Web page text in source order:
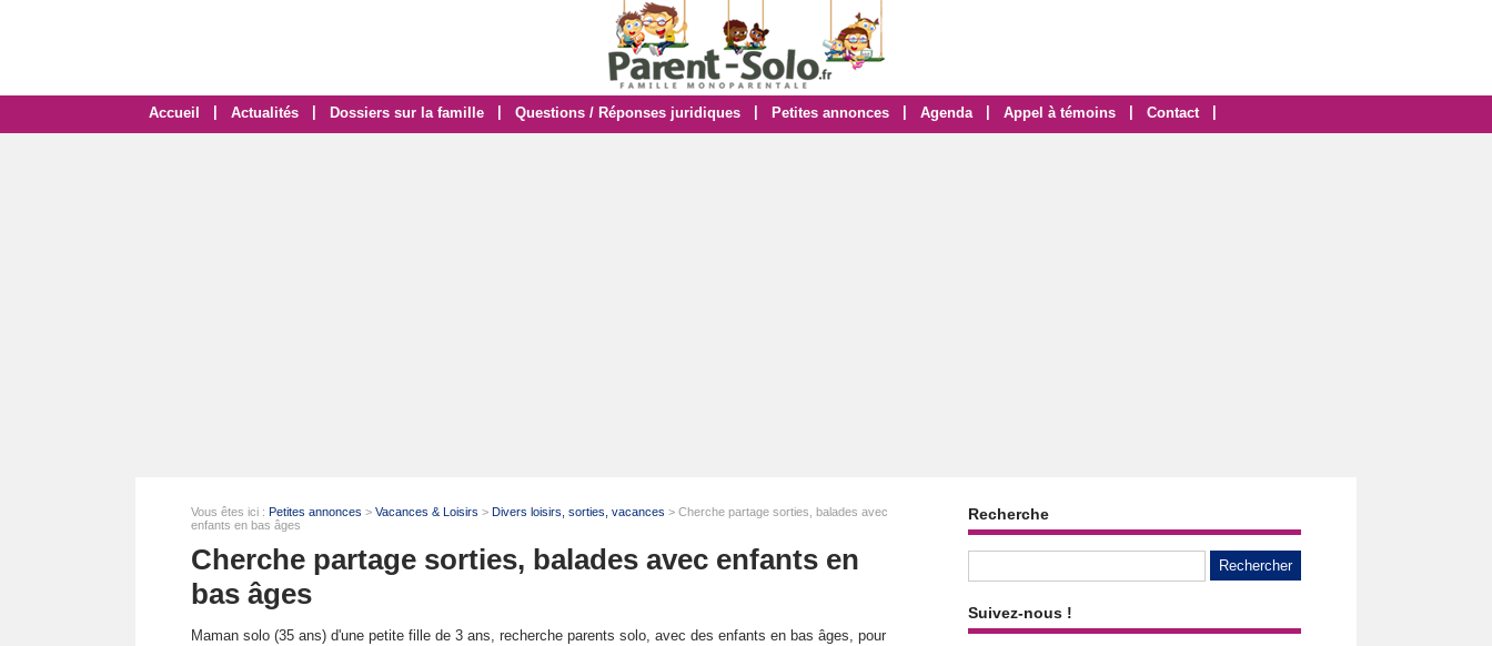
Accueil Actualités Dossiers sur la famille Questions / Réponses juridiques Petites annonces Agenda Appel à témoins Contact
Vous êtes ici : Petites annonces > Vacances & Loisirs > Divers loisirs, sorties, vacances > Cherche partage sorties, balades avec
enfants en bas âges
Cherche partage sorties, balades avec enfants en
bas âges
Maman solo (35 ans) d'une petite fille de 3 ans, recherche parents solo, avec des enfants en bas âges, pour
Recherche
Suivez-nous !